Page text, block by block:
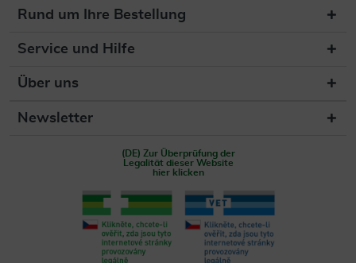
Rund um Ihre Bestellung
Service und Hilfe
Über uns
Newsletter
(DE) Zur Überprüfung der
Legalität dieser Website
hier klicken